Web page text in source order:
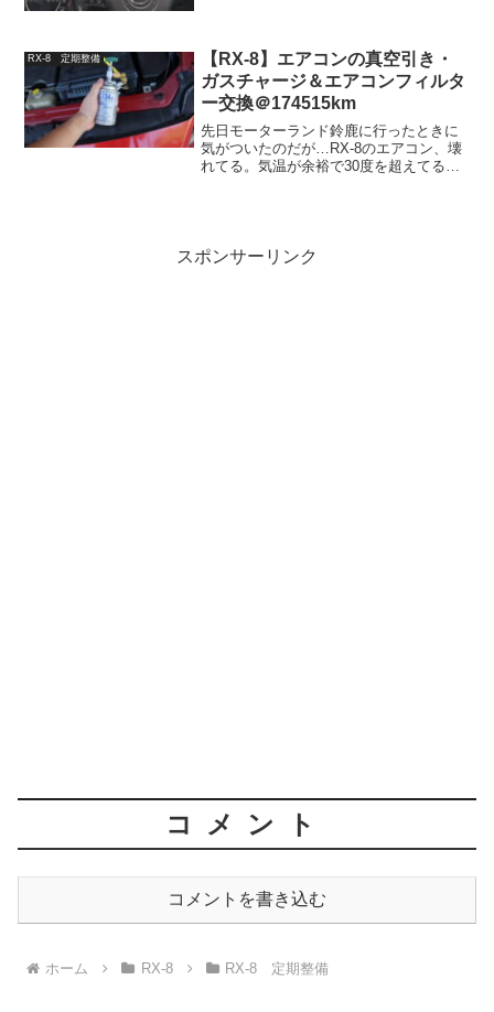
に車検に落...
RX-8 定期整備
【RX-8】エアコンの真空引き・
ガスチャージ＆エアコンフィルタ
ー交換＠174515km
先日モーターランド鈴鹿に行ったときに
気がついたのだが…RX-8のエアコン、壊
れてる。気温が余裕で30度を超えてる真
スポンサーリンク
コメント
コメントを書き込む
ホーム RX-8 RX-8 定期整備